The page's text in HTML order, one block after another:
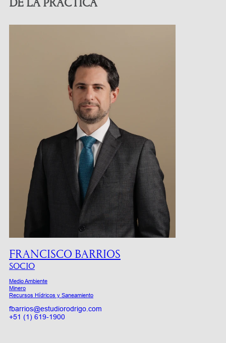
DE LA PRÁCTICA
FRANCISCO BARRIOS
SOCIO
Medio Ambiente
Minero
Recursos Hídricos y Saneamiento
fbarrios@estudiorodrigo.com
+51 (1) 619-1900